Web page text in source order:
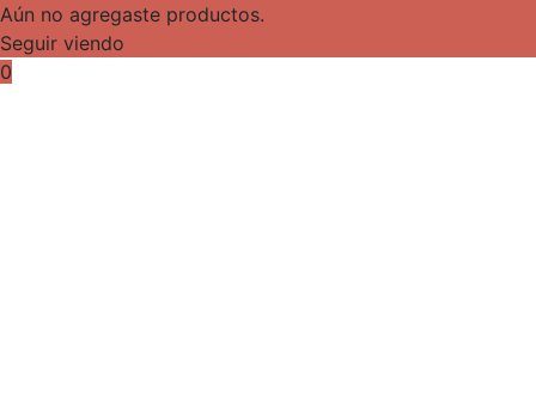
Aún no agregaste productos.
Seguir viendo
0